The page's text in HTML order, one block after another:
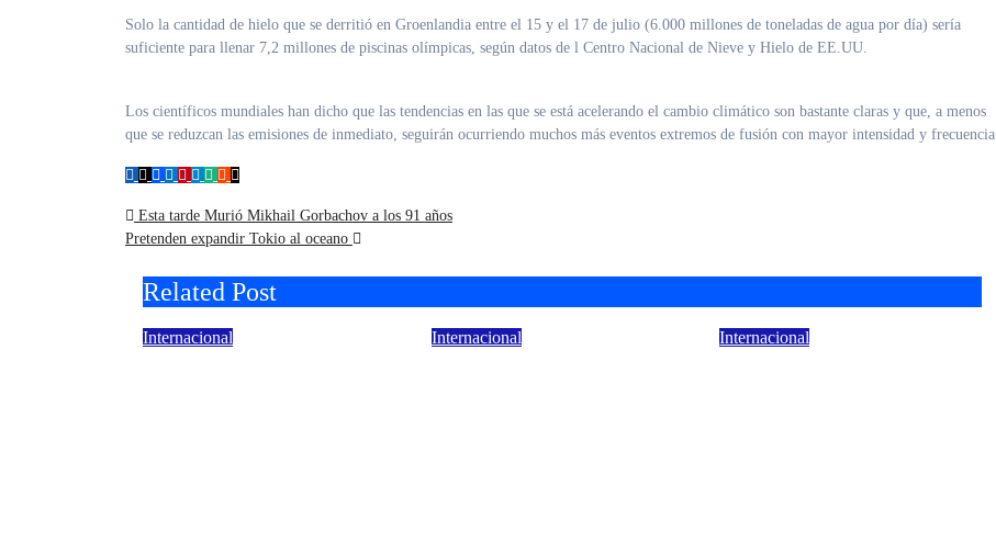
Solo la cantidad de hielo que se derritió en Groenlandia entre el 15 y el 17 de julio (6.000 millones de toneladas de agua por día) sería
suficiente para llenar 7,2 millones de piscinas olímpicas, según datos de l Centro Nacional de Nieve y Hielo de EE.UU.
Los científicos mundiales han dicho que las tendencias en las que se está acelerando el cambio climático son bastante claras y que, a menos
que se reduzcan las emisiones de inmediato, seguirán ocurriendo muchos más eventos extremos de fusión con mayor intensidad y frecuencia.
Navegación
entradas
Esta tarde Murió Mikhail Gorbachov a los 91 años
Pretenden expandir Tokio al oceano
Related Post
Internacional Internacional Internacional